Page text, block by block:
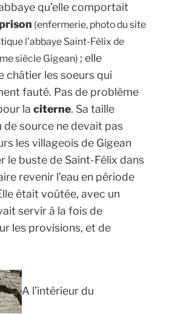
qu’elle comportait
(enfermerie, photo du site
l’abbaye Saint-Félix de
siècle Gigean) ; elle
châtier les soeurs qui
fauté. Pas de problème
laciterne. Sa taille
de source ne devait pas
les villageois de Gigean
le buste de Saint-Félix dans
revenir l’eau en période
était voûtée, avec un
servir à la fois de
les provisions, et de
A l’intérieur du